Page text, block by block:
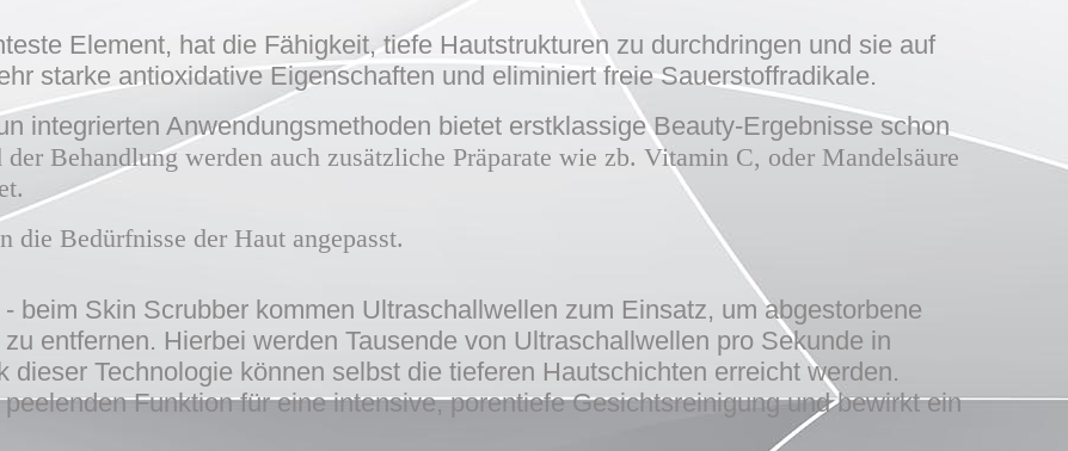
Element, hat die Fähigkeit, tiefe Hautstrukturen zu durchdringen und sie auf
starke antioxidative Eigenschaften und eliminiert freie Sauerstoffradikale.
integrierten Anwendungsmethoden bietet erstklassige Beauty-Ergebnisse schon
der Behandlung werden auch zusätzliche Präparate wie zb. Vitamin C, oder Mandelsäure
Bedürfnisse der Haut angepasst.
- beim Skin Scrubber kommen Ultraschallwellen zum Einsatz, um abgestorbene
entfernen. Hierbei werden Tausende von Ultraschallwellen pro Sekunde in
Technologie können selbst die tieferen Hautschichten erreicht werden.
Funktion für eine intensive, porentiefe Gesichtsreinigung und bewirkt ein